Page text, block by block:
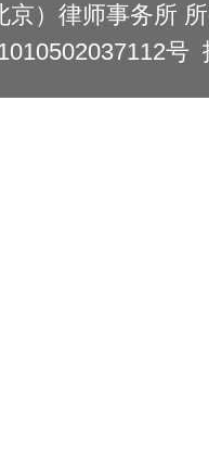
京）律师事务所
号